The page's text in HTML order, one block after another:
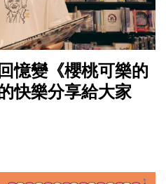
憶變《櫻桃可樂的
快樂分享給大家